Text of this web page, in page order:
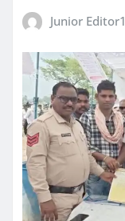
Junior Editor1